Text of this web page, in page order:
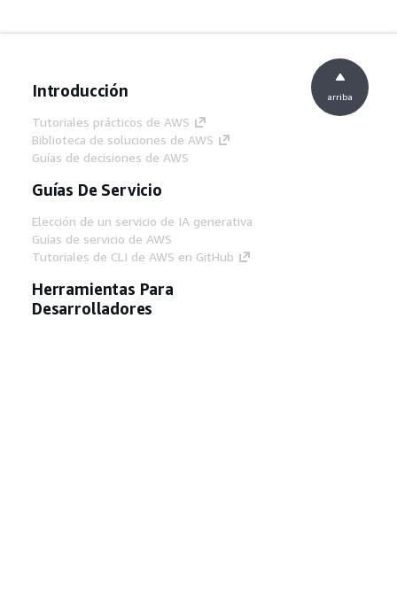
Introducción
Tutoriales prácticos de AWS
Biblioteca de soluciones de AWS
Guías de decisiones de AWS
Guías De Servicio
Elección de un servicio de IA generativa
Guías de servicio de AWS
Tutoriales de CLI de AWS en GitHub
Herramientas Para
Desarrolladores
arriba